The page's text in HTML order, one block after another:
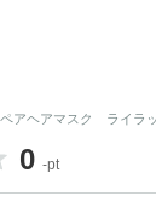
アヘアマスク ライラ
0 -pt